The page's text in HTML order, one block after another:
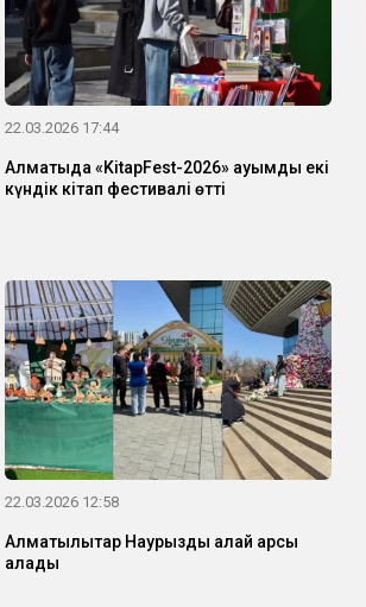
22.03.2026 17:44
Алматыда «KitapFest-2026» ауқымды екі
күндік кітап фестивалі өтті
22.03.2026 12:58
Алматылықтар Наурызды қалай қарсы
алады